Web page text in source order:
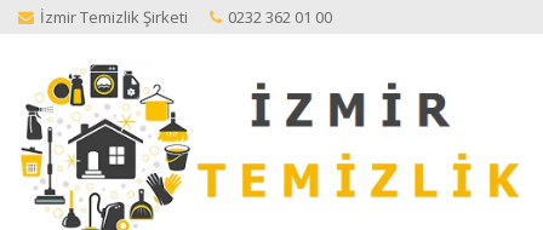
İzmir Temizlik Şirketi 0232 362 01 00